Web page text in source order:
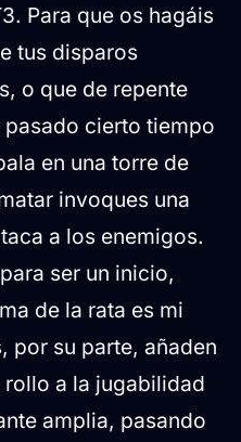
Para que os hagáis
tus disparos
o que de repente
pasado cierto tiempo
en una torre de
invoques una
a los enemigos.
ser un inicio,
de la rata es mi
por su parte, añaden
a la jugabilidad
amplia, pasando